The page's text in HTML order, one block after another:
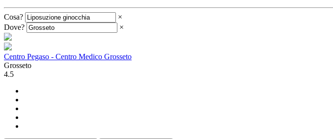
Cosa?
×
Dove?
×
Centro Pegaso - Centro Medico Grosseto
Grosseto
4.5